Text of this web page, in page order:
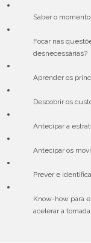
Saber o
Focar nas
desnecessárias?
Aprender os
Descobrir os
Antecipar a
Antecipar os
Prever e
Know-how para
acelerar a